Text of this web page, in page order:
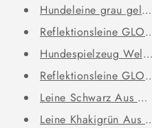
Hundeleine grau
Reflektionsleine
Hundespielzeug
Reflektionsleine
Leine Schwarz Aus
Leine Khakigrün Aus